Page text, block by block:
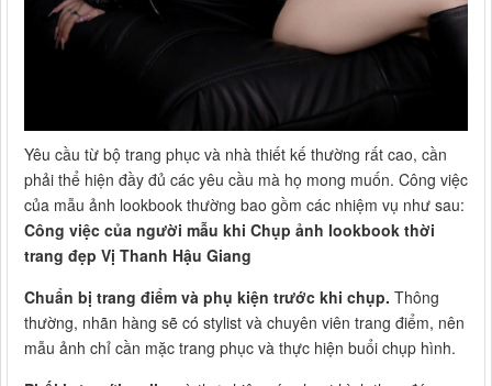
Yêu cầu từ bộ trang phục và nhà thiết kế thường rất cao, cần
phải thể hiện đầy đủ các yêu cầu mà họ mong muốn. Công việc
của mẫu ảnh lookbook thường bao gồm các nhiệm vụ như sau:
Công việc của người mẫu khi Chụp ảnh lookbook thời
trang đẹp Vị Thanh Hậu Giang
Chuẩn bị trang điểm và phụ kiện trước khi chụp. Thông
thường, nhãn hàng sẽ có stylist và chuyên viên trang điểm, nên
mẫu ảnh chỉ cần mặc trang phục và thực hiện buổi chụp hình.